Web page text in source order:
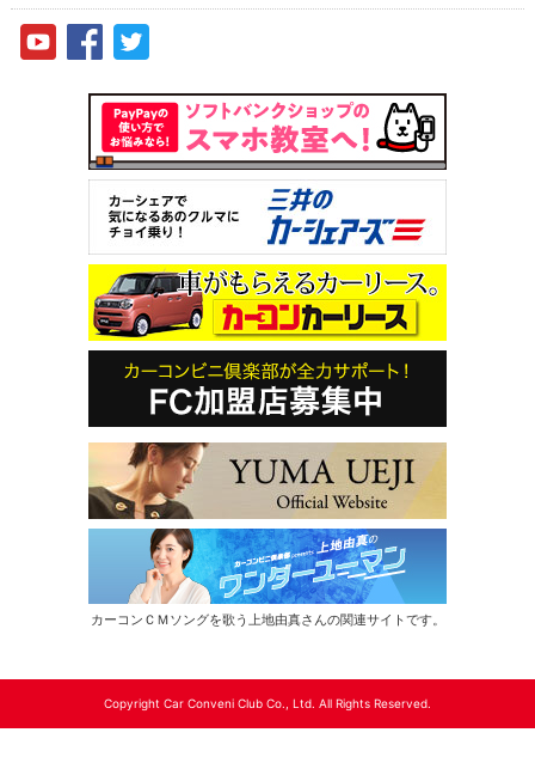
カーコンＣＭソングを歌う上地由真さんの関連サイトです。
Copyright Car Conveni Club Co., Ltd. All Rights Reserved.